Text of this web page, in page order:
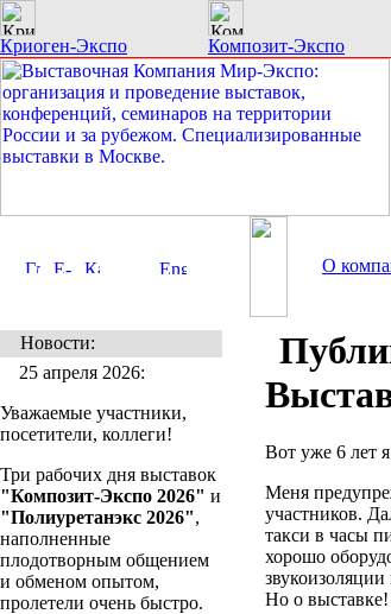
Криоген-Экспо Композит-Экспо
О
Новости:
25 апреля 2026:
Уважаемые участники,
посетители, коллеги!
Три рабочих дня выставок
"Композит-Экспо 2026" и
"Полиуретанэкс 2026",
наполненные
плодотворным общением
и обменом опытом,
пролетели очень быстро.
Вот уже 6 лет
Меня
участников.
такси в часы
хорошо
Но о